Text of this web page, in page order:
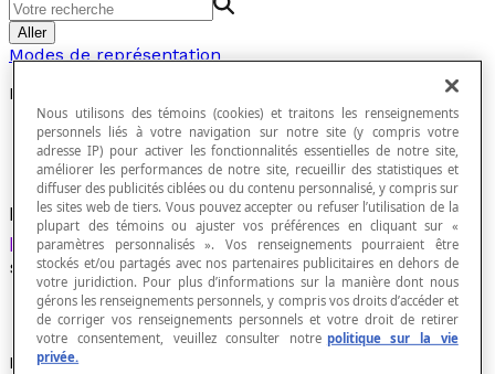
Aller
Modes de représentation
Perspective cavalière
Mode de représentation d'un solide selon une
projection obliquedans laquelle les trois axes
sont normés.
Propriétés
Nous utilisons des témoins (cookies) et traitons les renseignements
personnels liés à votre navigation sur notre site (y compris votre
adresse IP) pour activer les fonctionnalités essentielles de notre site,
améliorer les performances de notre site, recueillir des statistiques et
diffuser des publicités ciblées ou du contenu personnalisé, y compris sur
les sites web de tiers. Vous pouvez accepter ou refuser l’utilisation de la
plupart des témoins ou ajuster vos préférences en cliquant sur «
paramètres personnalisés ». Vos renseignements pourraient être
stockés et/ou partagés avec nos partenaires publicitaires en dehors de
votre juridiction. Pour plus d’informations sur la manière dont nous
gérons les renseignements personnels, y compris vos droits d’accéder et
de corriger vos renseignements personnels et votre droit de retirer
votre consentement, veuillez consulter notre politique sur la vie
privée.